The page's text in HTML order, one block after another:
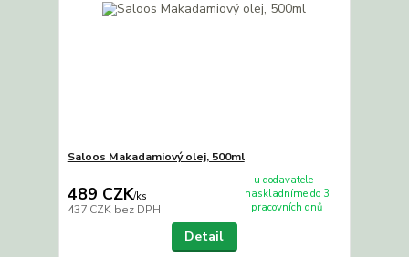
Saloos Makadamiový olej, 500ml
489 CZK/ks
437 CZK bez DPH
u dodavatele -
naskladníme do 3
pracovních dnů
Detail